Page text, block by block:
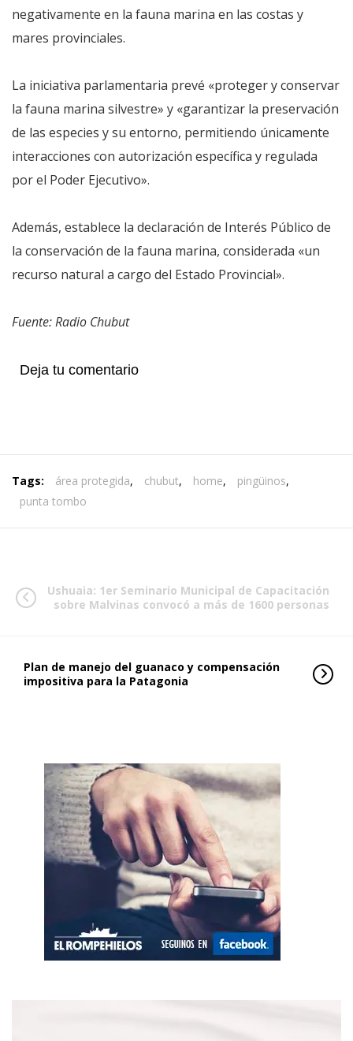
negativamente en la fauna marina en las costas y
mares provinciales.
La iniciativa parlamentaria prevé «proteger y conservar
la fauna marina silvestre» y «garantizar la preservación
de las especies y su entorno, permitiendo únicamente
interacciones con autorización específica y regulada
por el Poder Ejecutivo».
Además, establece la declaración de Interés Público de
la conservación de la fauna marina, considerada «un
recurso natural a cargo del Estado Provincial».
Fuente: Radio Chubut
Deja tu comentario
Tags: área protegida, chubut, home, pingüinos,
punta tombo
Ushuaia: 1er Seminario Municipal de Capacitación
sobre Malvinas convocó a más de 1600 personas
Plan de manejo del guanaco y compensación
impositiva para la Patagonia